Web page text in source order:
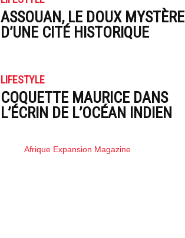
ASSOUAN, LE DOUX MYSTÈRE
D’UNE CITÉ HISTORIQUE
LIFESTYLE
COQUETTE MAURICE DANS
L’ÉCRIN DE L’OCÉAN INDIEN
Afrique Expansion Magazine